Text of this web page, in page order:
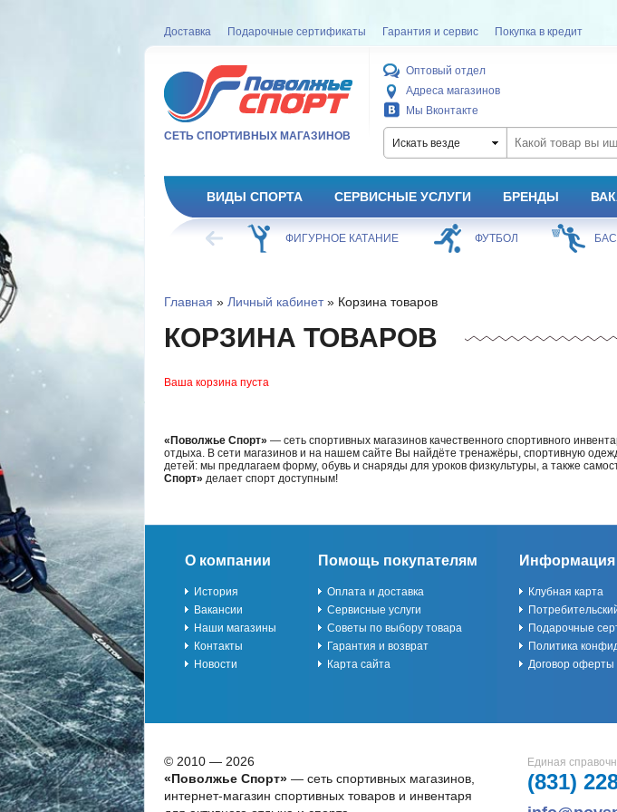
Доставка Подарочные сертификаты Гарантия и сервис Покупка в кредит
СЕТЬ СПОРТИВНЫХ МАГАЗИНОВ
Оптовый отдел
Адреса магазинов
Мы Вконтакте
Искать везде
ВИДЫ СПОРТА СЕРВИСНЫЕ УСЛУГИ БРЕНДЫ
ХОККЕЙ ФИГУРНОЕ КАТАНИЕ ФУТБОЛ
Главная » Личный кабинет» Корзина товаров
КОРЗИНА ТОВАРОВ
Ваша корзина пуста
«Поволжье Спорт» — сеть спортивных магазинов качественного спортивного
отдыха. В сети магазинов и на нашем сайте Вы найдёте тренажёры, спортивную
детей: мы предлагаем форму, обувь и снаряды для уроков физкультуры, а также
Спорт» делает спорт доступным!
О компании
История
Вакансии
Наши магазины
Контакты
Новости
Помощь покупателям
Оплата и доставка
Сервисные услуги
Советы по выбору товара
Гарантия и возврат
Карта сайта
Информация
Клубная карта
Подарочные
Политика
Договор оферты
© 2010 — 2026
«Поволжье Спорт»— сеть спортивных магазинов,
интернет-магазин спортивных товаров и инвентаря
Единая
(831)